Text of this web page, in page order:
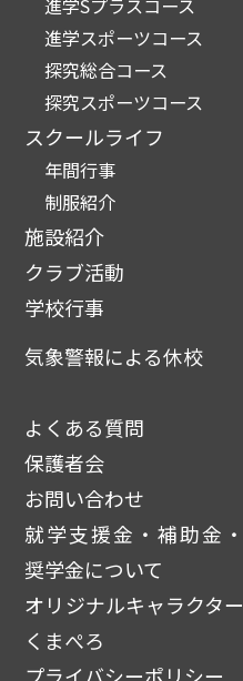
進学Sプラスコース
進学スポーツコース
探究総合コース
探究スポーツコース
スクールライフ
年間行事
制服紹介
施設紹介
クラブ活動
学校行事
気象警報による休校
よくある質問
保護者会
お問い合わせ
就学支援金・補助金・
奨学金について
オリジナルキャラクター
くまぺろ